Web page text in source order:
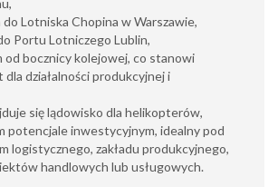
do Lotniska Chopina w Warszawie,
Portu Lotniczego Lublin,
od bocznicy kolejowej, co stanowi
działalności produkcyjnej i
się lądowisko dla helikopterów,
potencjale inwestycyjnym, idealny pod
logistycznego, zakładu produkcyjnego,
handlowych lub usługowych.